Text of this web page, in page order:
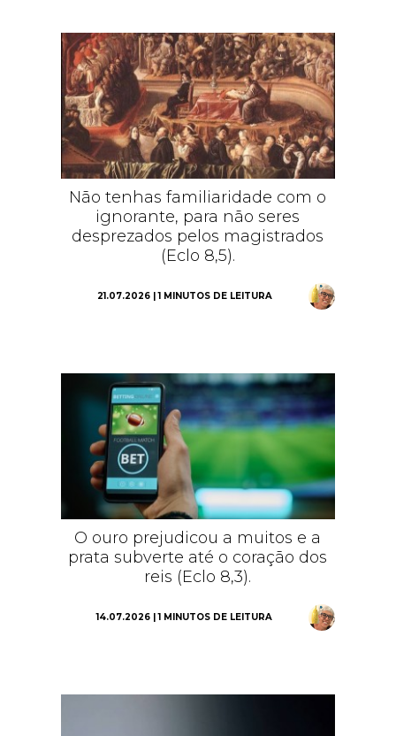
Não tenhas familiaridade com o
ignorante, para não seres
desprezados pelos magistrados
(Eclo 8,5).
21.07.2026 | 1 MINUTOS DE LEITURA
O ouro prejudicou a muitos e a
prata subverte até o coração dos
reis (Eclo 8,3).
14.07.2026 | 1 MINUTOS DE LEITURA